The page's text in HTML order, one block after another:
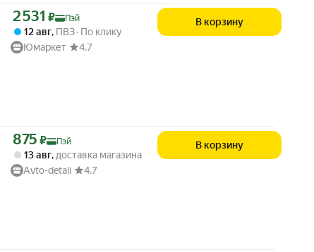
Цена с картой Яндекс Пэй 2531 ₽ вместо
2 531 ₽ Пэй
12 авг, ПВЗ По клику
Юмаркет
4.7
В корзину
Цена с картой Яндекс Пэй 875 ₽ вместо
875 ₽ Пэй
13 авг, доставка магазина
Avto-detali
4.7
В корзину